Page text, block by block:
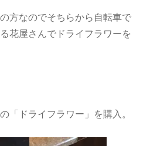
方なのでそちらから自転車で
花屋さんでドライフラワーを
「ドライフラワー」を購入。